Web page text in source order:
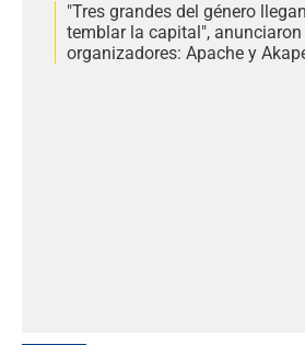
"Tres grandes del género
temblar la capital",
organizadores: Apache y